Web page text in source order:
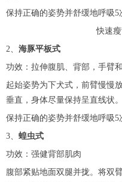
保持正确的姿势并舒缓地呼吸5
快速
2、 海豚平板式
功效：拉伸腹肌、背部，手臂
起始姿势为下犬式，前臂慢慢
垂直，身体尽量保持呈直线状。
保持正确的姿势并舒缓地呼吸5
3、 蝗虫式
功效：强健背部肌肉
腹部紧贴地面双腿并拢。将双